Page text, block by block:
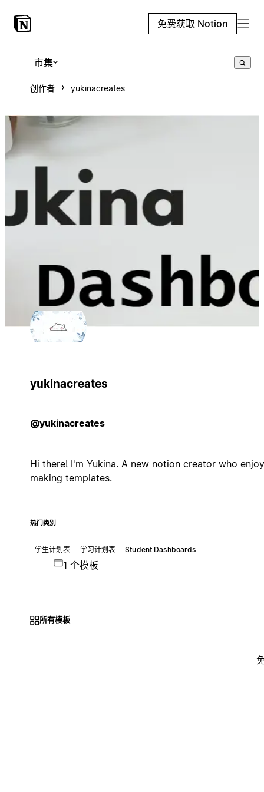
免费获取 Notion
市集
创作者 yukinacreates
yukinacreates
@yukinacreates
Hi there! I'm Yukina. A new notion creator who
making templates.
热门类别
学生计划表 学习计划表 Student Dashboards
1 个模板
所有模板